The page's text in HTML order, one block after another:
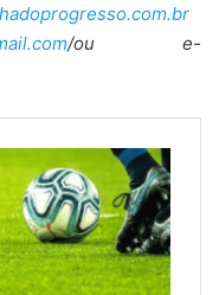
/ou e-